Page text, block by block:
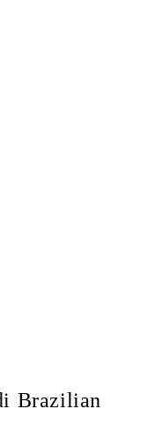
Brazilian